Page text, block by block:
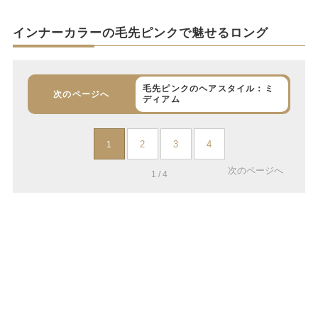
インナーカラーの毛先ピンクで魅せるロング
次のページへ
毛先ピンクのヘアスタイル：ミ
ディアム
1 2 3 4
1 / 4 次のページへ